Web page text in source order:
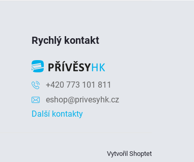
Rychlý kontakt
+420 773 101 811
eshop@privesyhk.cz
Další kontakty
Vytvořil Shoptet